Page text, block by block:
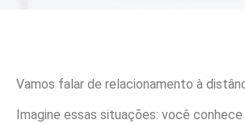
Vamos falar de relacionamento à
Imagine essas situações: você